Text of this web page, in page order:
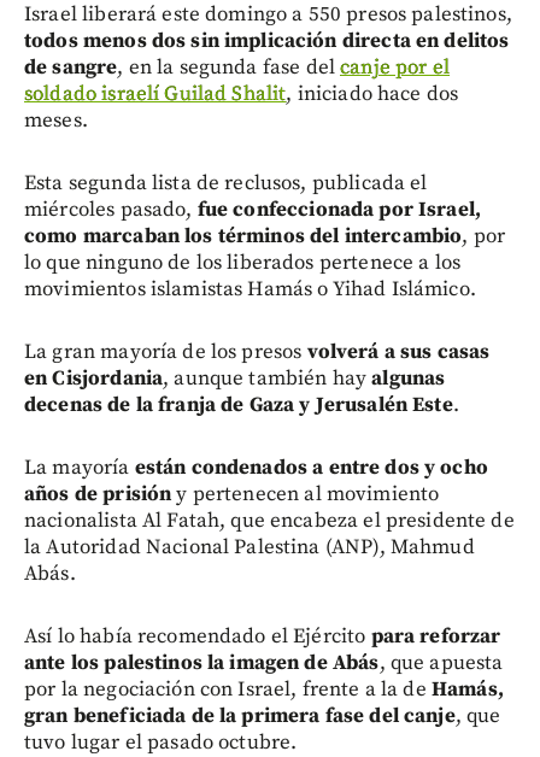
Israel liberará este domingo a 550 presos palestinos,
todos menos dos sin implicación directa en delitos
de sangre, en la segunda fase delcanje por el
soldado israelí Guilad Shalit, iniciado hace dos
meses.
Esta segunda lista de reclusos, publicada el
miércoles pasado, fue confeccionada por Israel,
como marcaban los términos del intercambio, por
lo que ninguno de los liberados pertenece a los
movimientos islamistas Hamás o Yihad Islámico.
La gran mayoría de los presos volverá a sus casas
en Cisjordania, aunque también hayalgunas
decenas de la franja de Gaza y Jerusalén Este.
La mayoría están condenados a entre dos y ocho
años de prisióny pertenecen al movimiento
nacionalista Al Fatah, que encabeza el presidente de
la Autoridad Nacional Palestina (ANP), Mahmud
Abás.
Así lo había recomendado el Ejército para reforzar
ante los palestinos la imagen de Abás, que apuesta
por la negociación con Israel, frente a la de Hamás,
gran beneficiada de la primera fase del canje, que
tuvo lugar el pasado octubre.